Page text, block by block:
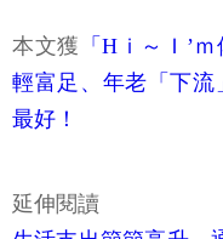
本文獲 「Hｉ～Ｉ’
輕富足、年老「下
最好！
延伸閱讀